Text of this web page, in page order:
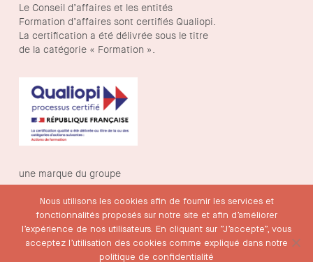
Le Conseil d’affaires et les entités
Formation d’affaires sont certifiés Qualiopi.
La certification a été délivrée sous le titre
de la catégorie « Formation ».
une marque du groupe
Nous utilisons les cookies afin de fournir les services et
fonctionnalités proposés sur notre site et afin d’améliorer
l’expérience de nos utilisateurs. En cliquant sur ”J’accepte”, vous
acceptez l’utilisation des cookies comme expliqué dans notre
politique de confidentialité